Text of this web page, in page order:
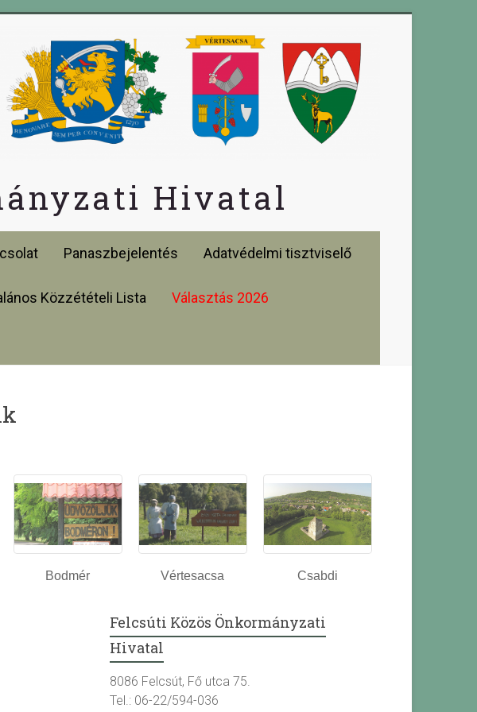
Hivatal
Panaszbejelentés Adatvédelmi tisztviselő
Közzétételi Lista Választás 2026
Bodmér Vértesacsa Csabdi
Felcsúti Közös Önkormányzati
Hivatal
8086 Felcsút, Fő utca 75.
Tel.: 06-22/594-036